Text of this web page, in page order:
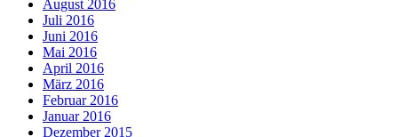
August 2016
Juli 2016
Juni 2016
Mai 2016
April 2016
März 2016
Februar 2016
Januar 2016
Dezember 2015